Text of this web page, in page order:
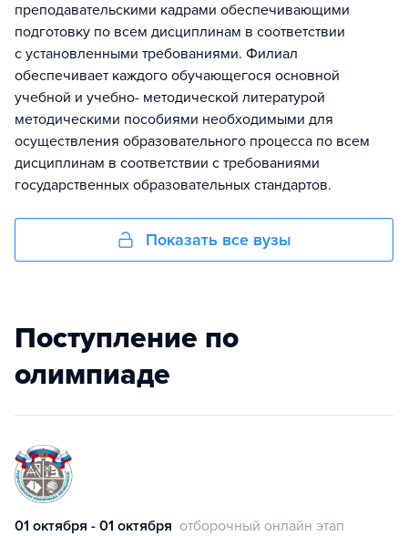
преподавательскими кадрами обеспечивающими
подготовку по всем дисциплинам в соответствии
с установленными требованиями. Филиал
обеспечивает каждого обучающегося основной
учебной и учебно- методической литературой
методическими пособиями необходимыми для
осуществления образовательного процесса по всем
дисциплинам в соответствии с требованиями
государственных образовательных стандартов.
Показать все вузы
Поступление по
олимпиаде
01 октября - 01 октября отборочный онлайн этап